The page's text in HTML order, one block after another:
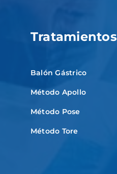
Tratamientos
Balón Gástrico
Método Apollo
Método Pose
Método Tore